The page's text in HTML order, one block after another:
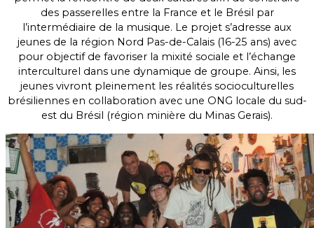
des passerelles entre la France et le Brésil par
l’intermédiaire de la musique. Le projet s’adresse aux
jeunes de la région Nord Pas-de-Calais (16-25 ans) avec
pour objectif de favoriser la mixité sociale et l’échange
interculturel dans une dynamique de groupe. Ainsi, les
jeunes vivront pleinement les réalités socioculturelles
brésiliennes en collaboration avec une ONG locale du sud-
est du Brésil (région minière du Minas Gerais).